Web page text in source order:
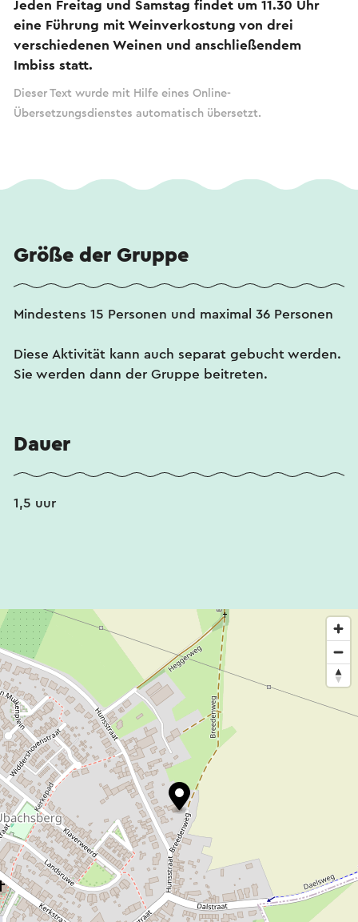
Jeden Freitag und Samstag findet um 11.30 Uhr
eine Führung mit Weinverkostung von drei
verschiedenen Weinen und anschließendem
Imbiss statt.
Dieser Text wurde mit Hilfe eines Online-
Übersetzungsdienstes automatisch übersetzt.
Größe der Gruppe
Mindestens 15 Personen und maximal 36 Personen
Diese Aktivität kann auch separat gebucht werden.
Sie werden dann der Gruppe beitreten.
Dauer
1,5 uur